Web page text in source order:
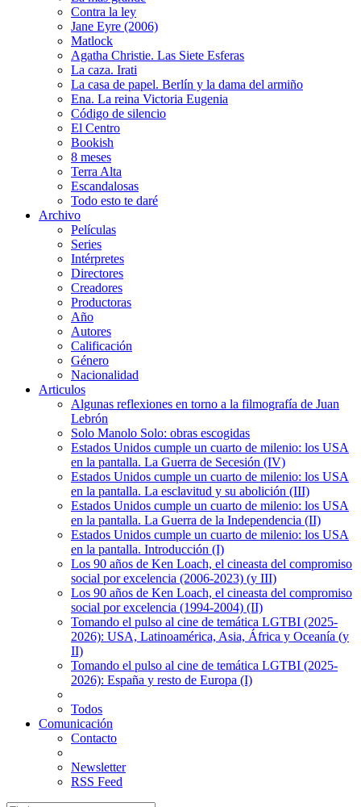
Contra la ley
Jane Eyre (2006)
Matlock
Agatha Christie. Las Siete Esferas
La caza. Irati
La casa de papel. Berlín y la dama del armiño
Ena. La reina Victoria Eugenia
Código de silencio
El Centro
Bookish
8 meses
Terra Alta
Escandalosas
Todo esto te daré
Archivo
Películas
Series
Intérpretes
Directores
Creadores
Productoras
Año
Autores
Calificación
Género
Nacionalidad
Articulos
Algunas reflexiones en torno a la filmografía de Juan
Lebrón
Solo Manolo Solo: obras escogidas
Estados Unidos cumple un cuarto de milenio: los USA
en la pantalla. La Guerra de Secesión (IV)
Estados Unidos cumple un cuarto de milenio: los USA
en la pantalla. La esclavitud y su abolición (III)
Estados Unidos cumple un cuarto de milenio: los USA
en la pantalla. La Guerra de la Independencia (II)
Estados Unidos cumple un cuarto de milenio: los USA
en la pantalla. Introducción (I)
Los 90 años de Ken Loach, el cineasta del compromiso
social por excelencia (2006-2023) (y III)
Los 90 años de Ken Loach, el cineasta del compromiso
social por excelencia (1994-2004) (II)
Tomando el pulso al cine de temática LGTBI (2025-
2026): USA, Latinoamérica, Asia, África y Oceanía (y
II)
Tomando el pulso al cine de temática LGTBI (2025-
2026): España y resto de Europa (I)
Todos
Comunicación
Contacto
Newsletter
RSS Feed